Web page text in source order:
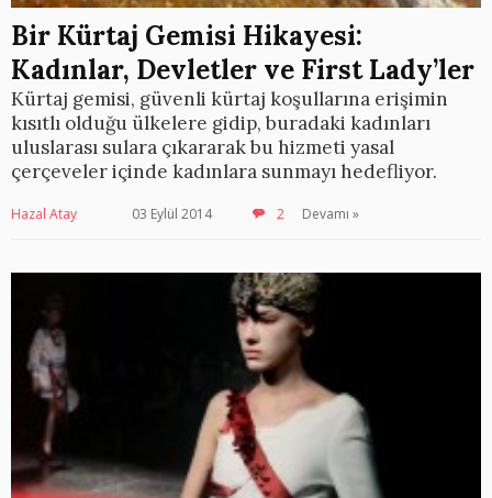
Bir Kürtaj Gemisi Hikayesi:
Kadınlar, Devletler ve First Lady’ler
Kürtaj gemisi, güvenli kürtaj koşullarına erişimin
kısıtlı olduğu ülkelere gidip, buradaki kadınları
uluslarası sulara çıkararak bu hizmeti yasal
çerçeveler içinde kadınlara sunmayı hedefliyor.
Hazal Atay 03 Eylül 2014 2 Devamı »